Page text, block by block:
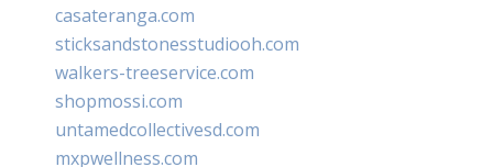
casateranga.com
sticksandstonesstudiooh.com
walkers-treeservice.com
shopmossi.com
untamedcollectivesd.com
mxpwellness.com